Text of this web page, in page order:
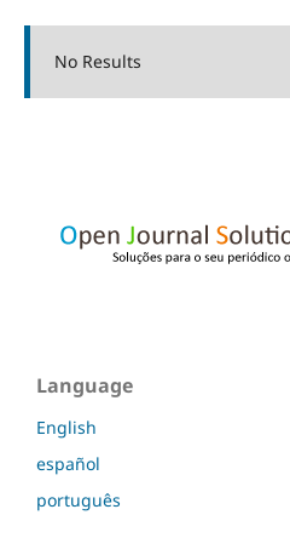
No Results
Language
English
español
português